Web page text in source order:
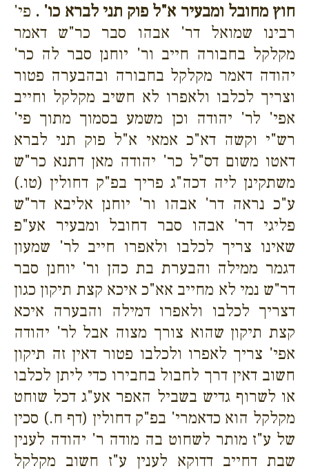
חוץ מחובל ומבעיר א"ל פוק תני לברא כו' . פי'
רבינו שמואל דר' אבהו סבר כר"ש דאמר
מקלקל בחבורה חייב ור' יוחנן סבר לה כר'
יהודה דאמר מקלקל בחבורה ובהבערה פטור
וצריך לכלבו ולאפרו לא חשיב מקלקל וחייב
אפי' לר' יהודה וכן משמע בסמוך מתוך פי'
רש"י וקשה דא"כ אמאי א"ל פוק תני לברא
דאטו משום דס"ל כר' יהודה מאן דתנא כר"ש
משתקינן ליה דכה"ג פריך בפ"ק דחולין (טו.)
ע"כ נראה דר' אבהו ור' יוחנן אליבא דר"ש
פליגי דר' אבהו סבר דחובל ומבעיר אע"פ
שאינו צריך לכלבו ולאפרו חייב לר' שמעון
דגמר ממילה והבערת בת כהן ור' יוחנן סבר
דר"ש נמי לא מחייב אא"כ איכא קצת תיקון כגון
דצריך לכלבו ולאפרו דמילה והבערה איכא
קצת תיקון שהוא צורך מצוה אבל לר' יהודה
אפי' צריך לאפרו ולכלבו פטור דאין זה תיקון
חשוב דאין דרך לחבול בחבירו כדי ליתן לכלבו
או לשרוף גדיש בשביל האפר אע"ג דכל שוחט
מקלקל הוא כדאמרי' בפ"ק דחולין (דף ח.) סכין
של ע"ז מותר לשחוט בה מודה ר' יהודה לענין
שבת דחייב דדוקא לענין ע"ז חשוב מקלקל